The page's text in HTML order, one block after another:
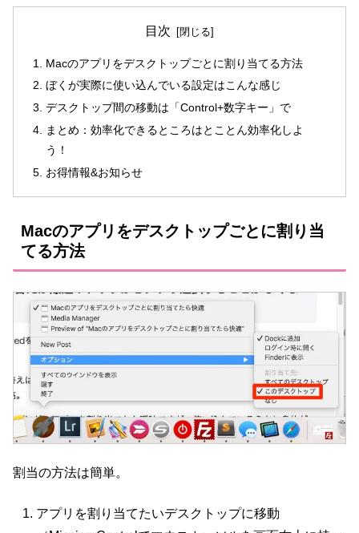
目次
Macのアプリをデスクトップごとに割り当てる方法
ぼくが実際に使い込んでいる設定はこんな感じ
デスクトップ間の移動は「Control+数字キー」で
まとめ：効率化できるところはとことん効率化しよ
う！
お得情報&お知らせ
Macのアプリをデスクトップごとに割り当
てる方法
割当の方法は簡単。
アプリを割り当てたいデスクトップに移動